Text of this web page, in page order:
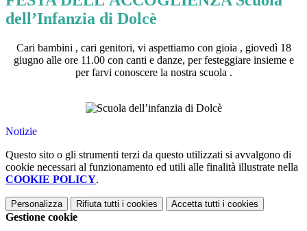
dell’Infanzia di Dolcè
Cari bambini , cari genitori, vi aspettiamo con gioia , giovedì 18
giugno alle ore 11.00 con canti e danze, per festeggiare insieme e
per farvi conoscere la nostra scuola .
Notizie
Questo sito o gli strumenti terzi da questo utilizzati si avvalgono di
cookie necessari al funzionamento ed utili alle finalità illustrate nella
COOKIE POLICY.
Personalizza Rifiuta tutti i cookies Accetta tutti i cookies
Gestione cookie